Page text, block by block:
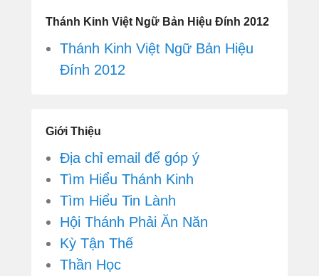
Thánh Kinh Việt Ngữ Bản Hiệu Đính 2012
Thánh Kinh Việt Ngữ Bản Hiệu
Đính 2012
Giới Thiệu
Địa chỉ email để góp ý
Tìm Hiểu Thánh Kinh
Tìm Hiểu Tin Lành
Hội Thánh Phải Ăn Năn
Kỳ Tận Thế
Thần Học